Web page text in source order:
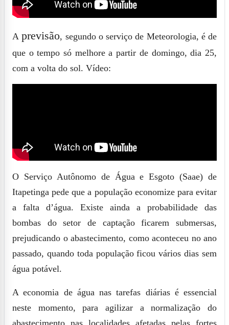
Aprevisão, segundo o serviço de Meteorologia, é de
que o tempo só melhore a partir de domingo, dia 25,
com a volta do sol. Vídeo:
O Serviço Autônomo de Água e Esgoto (Saae) de
Itapetinga pede que a população economize para evitar
a falta d’água. Existe ainda a probabilidade das
bombas do setor de captação ficarem submersas,
prejudicando o abastecimento, como aconteceu no ano
passado, quando toda população ficou vários dias sem
água potável.
A economia de água nas tarefas diárias é essencial
neste momento, para agilizar a normalização do